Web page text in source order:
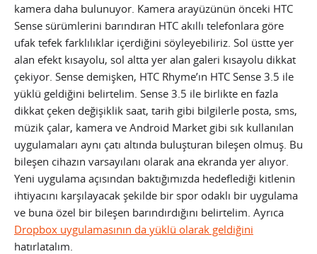
kamera daha bulunuyor. Kamera arayüzünün önceki HTC
Sense sürümlerini barındıran HTC akıllı telefonlara göre
ufak tefek farklılıklar içerdiğini söyleyebiliriz. Sol üstte yer
alan efekt kısayolu, sol altta yer alan galeri kısayolu dikkat
çekiyor. Sense demişken, HTC Rhyme’ın HTC Sense 3.5 ile
yüklü geldiğini belirtelim. Sense 3.5 ile birlikte en fazla
dikkat çeken değişiklik saat, tarih gibi bilgilerle posta, sms,
müzik çalar, kamera ve Android Market gibi sık kullanılan
uygulamaları aynı çatı altında buluşturan bileşen olmuş. Bu
bileşen cihazın varsayılanı olarak ana ekranda yer alıyor.
Yeni uygulama açısından baktığımızda hedeflediği kitlenin
ihtiyacını karşılayacak şekilde bir spor odaklı bir uygulama
ve buna özel bir bileşen barındırdığını belirtelim. Ayrıca
Dropbox uygulamasının da yüklü olarak geldiğini
hatırlatalım.